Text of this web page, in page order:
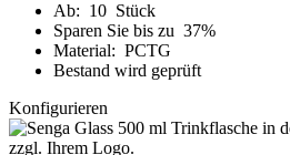
Ab: 10 Stück
Sparen Sie bis zu 37%
Material: PCTG
Bestand wird geprüft
Konfigurieren